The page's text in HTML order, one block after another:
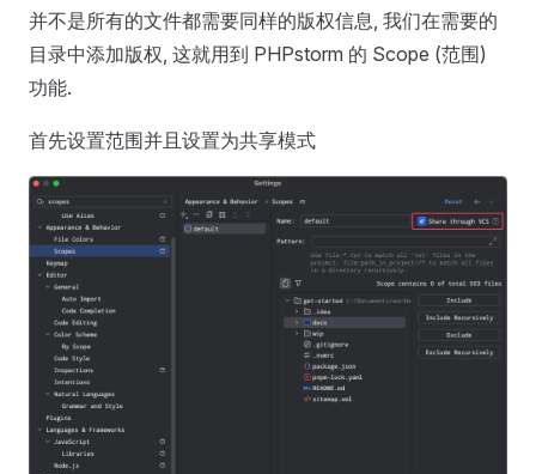
并不是所有的文件都需要同样的版权信息, 我们在需要的
目录中添加版权, 这就用到 PHPstorm 的 Scope (范围)
功能.
首先设置范围并且设置为共享模式